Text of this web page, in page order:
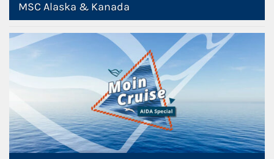
MSC Alaska & Kanada